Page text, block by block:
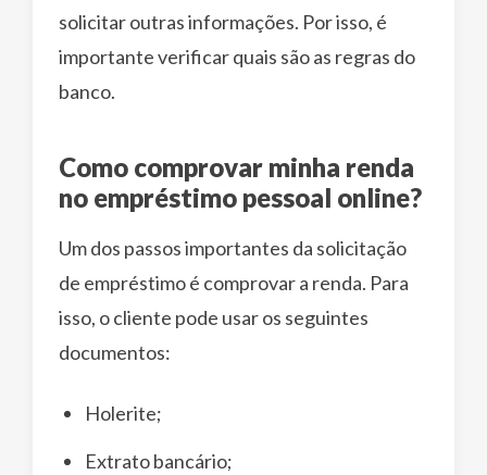
solicitar outras informações. Por isso, é
importante verificar quais são as regras do
banco.
Como comprovar minha renda
no empréstimo pessoal online?
Um dos passos importantes da solicitação
de empréstimo é comprovar a renda. Para
isso, o cliente pode usar os seguintes
documentos:
Holerite;
Extrato bancário;